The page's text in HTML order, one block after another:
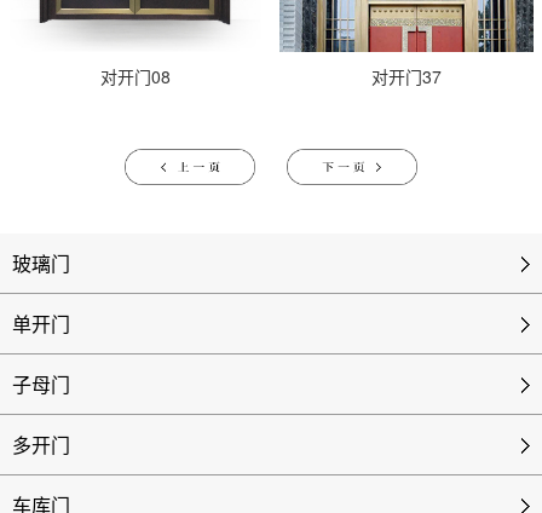
对开门08 对开门37
玻璃门
单开门
子母门
多开门
车库门